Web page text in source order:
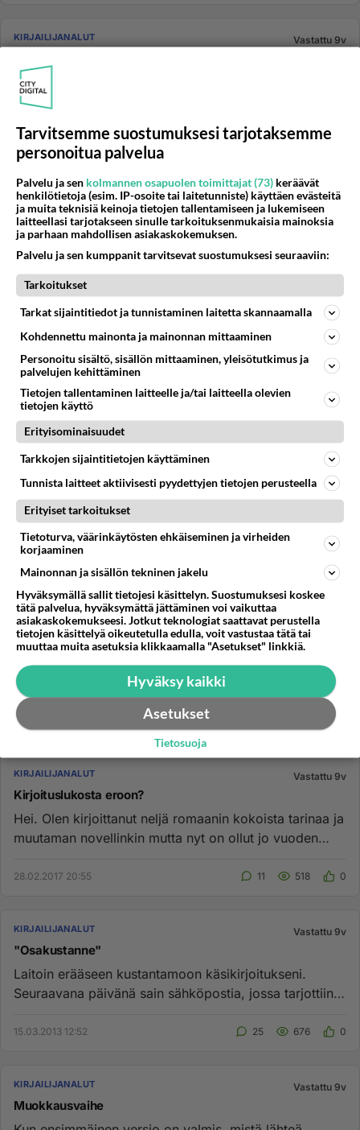
KIRJAILIJANALUT Vastattu 9v
Onko näissä esimerkeissä jotakin korjattavaa? 1.
Halutaanko meidät sinne? Aku kysyi. Tiina käännähti
16.02.2014 12:11 39 412
KIRJAILIJANALUT Vastattu 9v
Miten muotoillaan kuvakirjan käsikirjoitus
Olen kirjoittanut lasten kuvakirjan käsikirjoituksen ja
aikomukseni on yrittää saada sille kustannussopimus.
Olen siis k...
06.05.2017 16:37 15 716 0
Kirjan aloitus
Olen kirjoittanut tarinani noin puoleen väliin ja aloin
hiomaan alkuani (koska sitä pitää hieman vaihtaa, että
juoni oli...
KIRJAILIJANALUT Vastattu 9v
Kirjoituslukosta eroon?
Hei. Olen kirjoittanut neljä romaanin kokoista tarinaa ja
muutaman novellinkin mutta nyt on ollut jo vuoden
28.02.2017 20:55 11 518 0
KIRJAILIJANALUT Vastattu 9v
"Osakustanne"
Laitoin erääseen kustantamoon käsikirjoitukseni.
Seuraavana päivänä sain sähköpostia, jossa tarjottiin
15.03.2013 12:52 25 676 0
KIRJAILIJANALUT Vastattu 9v
Muokkausvaihe
Tarvitsemme suostumuksesi tarjotaksemme
personoitua palvelua
Palvelu ja sen kolmannen osapuolen toimittajat (73) keräävät
henkilötietoja (esim. IP-osoite tai laitetunniste) käyttäen evästeitä
ja muita teknisiä keinoja tietojen tallentamiseen ja lukemiseen
laitteellasi tarjotakseen sinulle tarkoituksenmukaisia mainoksia
ja parhaan mahdollisen asiakaskokemuksen.
Palvelu ja sen kumppanit tarvitsevat suostumuksesi seuraaviin:
Tarkoitukset
Tarkat sijaintitiedot ja tunnistaminen laitetta skannaamalla
Kohdennettu mainonta ja mainonnan mittaaminen
Personoitu sisältö, sisällön mittaaminen, yleisötutkimus ja
palvelujen kehittäminen
Tietojen tallentaminen laitteelle ja/tai laitteella olevien
tietojen käyttö
Erityisominaisuudet
Tarkkojen sijaintitietojen käyttäminen
Tunnista laitteet aktiivisesti pyydettyjen tietojen perusteella
Erityiset tarkoitukset
Tietoturva, väärinkäytösten ehkäiseminen ja virheiden
korjaaminen
Mainonnan ja sisällön tekninen jakelu
Hyväksymällä sallit tietojesi käsittelyn. Suostumuksesi koskee
tätä palvelua, hyväksymättä jättäminen voi vaikuttaa
asiakaskokemukseesi. Jotkut teknologiat saattavat perustella
tietojen käsittelyä oikeutetulla edulla, voit vastustaa tätä tai
muuttaa muita asetuksia klikkaamalla "Asetukset" linkkiä.
Hyväksy kaikki
Asetukset
Tietosuoja